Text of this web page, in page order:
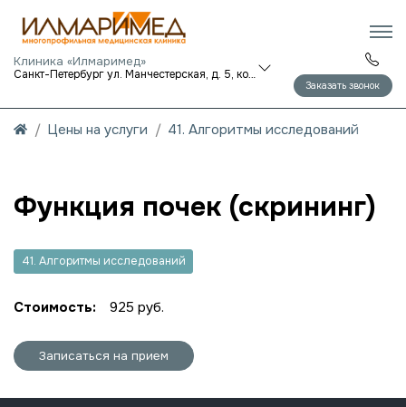
Клиника «Илмаримед»
Санкт-Петербург ул. Манчестерская, д. 5, корп. 1
Заказать звонок
Цены на услуги 41. Алгоритмы исследований
Функция почек (скрининг)
41. Алгоритмы исследований
Стоимость: 925 руб.
Записаться на прием